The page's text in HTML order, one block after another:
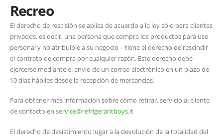
Recreo
El derecho de rescisión se aplica de acuerdo a la ley sólo para clientes
privados, es decir, una persona que compra los productos para uso
personal y no atribuible a su negocio – tiene el derecho de rescindir
el contrato de compra por cualquier razón. Este derecho debe
ejercerse mediante el envío de un correo electrónico en un plazo de
10 días hábiles desde la recepción de mercancías.
Para obtener más información sobre cómo retirar, servicio al cliente
de contacto en service@refrigerantboys.it
El derecho de desistimiento lugar a la devolución de la totalidad del